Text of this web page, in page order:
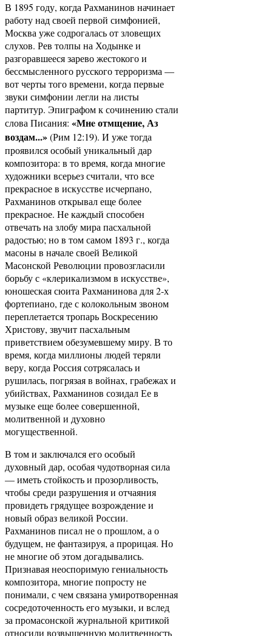
В 1895 году, когда Рахманинов начинает
работу над своей первой симфонией,
Москва уже содрогалась от зловещих
слухов. Рев толпы на Ходынке и
разгоравшееся зарево жестокого и
бессмысленного русского терроризма —
вот черты того времени, когда первые
звуки симфонии легли на листы
партитур. Эпиграфом к сочинению стали
слова Писания: «Мнe отмщение, Аз
воздам...»(Рим 12:19). И уже тогда
проявился особый уникальный дар
композитора: в то время, когда многие
художники всерьез считали, что все
прекрасное в искусстве исчерпано,
Рахманинов открывал еще более
прекрасное. Не каждый способен
отвечать на злобу мира пасхальной
радостью; но в том самом 1893 г., когда
масоны в начале своей Великой
Масонской Революции провозгласили
борьбу с «клерикализмом в искусстве»,
юношеская сюита Рахманинова для 2-х
фортепиано, где с колокольным звоном
переплетается тропарь Воскресению
Христову, звучит пасхальным
приветствием обезумевшему миру. В то
время, когда миллионы людей теряли
веру, когда Россия сотрясалась и
рушилась, погрязая в войнах, грабежах и
убийствах, Рахманинов созидал Ее в
музыке еще более совершенной,
молитвенной и духовно
могущественной.
В том и заключался его особый
духовный дар, особая чудотворная сила
— иметь стойкость и прозорливость,
чтобы среди разрушения и отчаяния
провидеть грядущее возрождение и
новый образ великой России.
Рахманинов писал не о прошлом, а о
будущем, не фантазируя, а прорицая. Но
не многие об этом догадывались.
Признавая неоспоримую гениальность
композитора, многие попросту не
понимали, с чем связана умиротворенная
сосредоточенность его музыки, и вслед
за промасонской журнальной критикой
относили возвышенную молитвенность